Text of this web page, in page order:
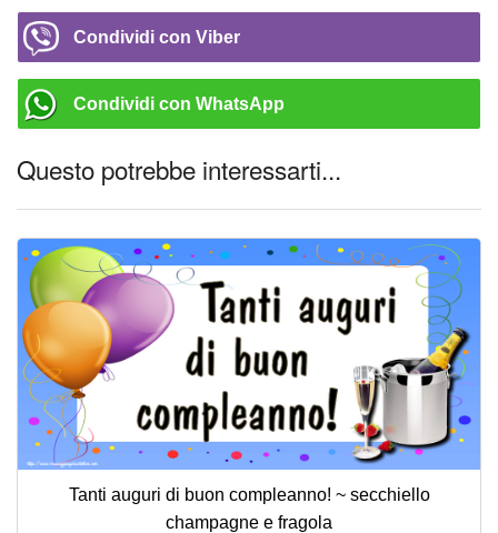
Condividi con Viber
Condividi con WhatsApp
Questo potrebbe interessarti...
Tanti auguri di buon compleanno! ~ secchiello
champagne e fragola